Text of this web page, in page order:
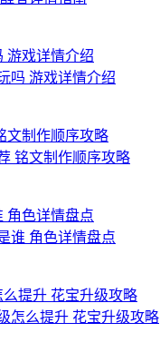
吗 游戏详情介绍
铭文制作顺序攻略
谁 角色详情盘点
怎么提升 花宝升级攻略